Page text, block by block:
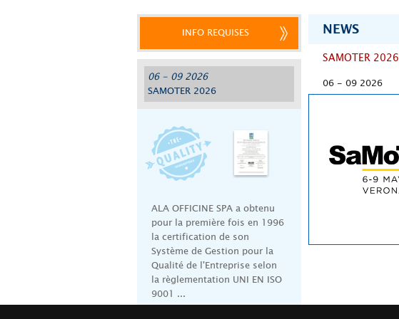
INFO REQUISES
06 - 09 2026
SAMOTER 2026
ALA OFFICINE SPA a obtenu
pour la première fois en 1996
la certification de son
Système de Gestion pour la
Qualité de l'Entreprise selon
la règlementation UNI EN ISO
9001 ...
NEWS
SAMOTER 2026
06 - 09 2026